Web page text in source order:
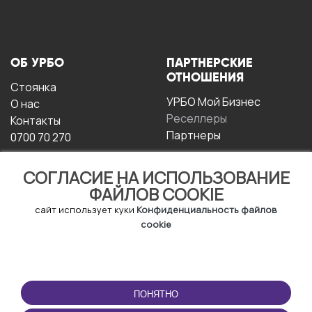
СОГЛАСИЕ НА ИСПОЛЬЗОВАНИЕ
ФАЙЛОВ COOKIE
сайт использует куки Конфиденциальность файлов
cookie
ПОНЯТНО
ОБ УРБО
Стоянка
О нас
Контакты
0700 70 270
ПАРТНЕРСКИЕ
ОТНОШЕНИЯ
УРБО Мой Бизнес
Реселлеры
Партнеры
ЭКСПЛУАТАЦИИ
Условия и положения
ПРИЛОЖЕНИЕ